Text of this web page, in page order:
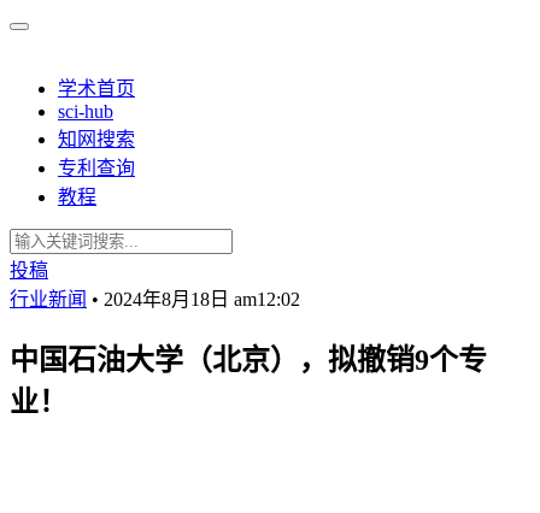
学术首页
sci-hub
知网搜索
专利查询
教程
投稿
行业新闻 • 2024年8月18日 am12:02
中国石油大学（北京），拟撤销9个专
业！